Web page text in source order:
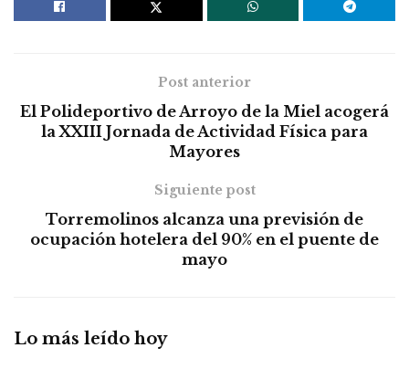
Post anterior
El Polideportivo de Arroyo de la Miel acogerá
la XXIII Jornada de Actividad Física para
Mayores
Siguiente post
Torremolinos alcanza una previsión de
ocupación hotelera del 90% en el puente de
mayo
Lo más leído hoy